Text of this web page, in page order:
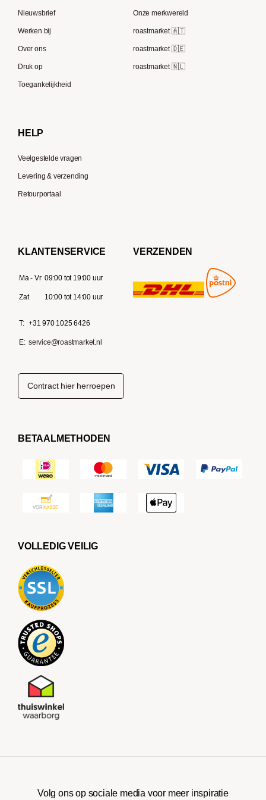
Lavazza
Berliner Kaffeerösterei
Speicherstadt Kaffee
Supremo
Moccamaster
Nieuwsbrief
Werken bij
Over ons
Druk op
Toegankelijkheid
Onze merkwereld
roastmarket 🇦🇹
roastmarket 🇩🇪
roastmarket 🇳🇱
HELP
Veelgestelde vragen
Levering & verzending
Retourportaal
KLANTENSERVICE
Ma - Vr 09:00 tot 19:00 uur
Zat 10:00 tot 14:00 uur
T: +31 970 1025 6426
E: service@roastmarket.nl
VERZENDEN
Contract hier herroepen
BETAALMETHODEN
VOLLEDIG VEILIG
Volg ons op sociale media voor meer inspiratie